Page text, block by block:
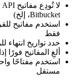
Bitbucket، إلخ)
استخدم مفاتيح
فقط
حدد تواريخ انتهاء
ألغِ المفاتيح فورًا
استخدم مفتاحًا
مستقل